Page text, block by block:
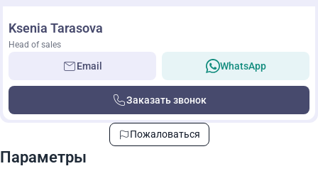
Ksenia Tarasova
Head of sales
Email WhatsApp
Заказать звонок
Пожаловаться
Параметры